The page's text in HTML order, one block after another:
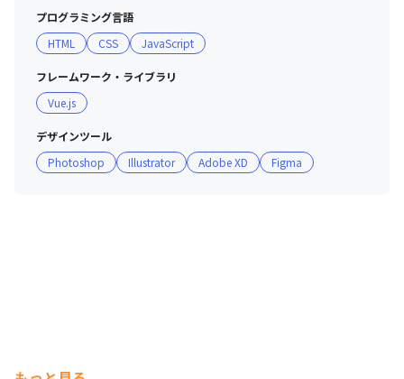
※JavaScript, Vue.jsについても、HTML, CSSと同様で
す。
Vue.jsについてはこれから学んでいきたいという方も大
歓迎です。
プログラミング言語
HTML
CSS JavaScript
フレームワーク・ライブラリ
Vue.js
デザインツール
Photoshop
Illustrator Adobe XD Figma